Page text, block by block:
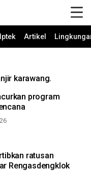
Iptek Artikel
karawang.
program
ratusan
Rengasdengklok